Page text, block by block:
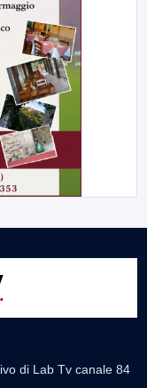
di Lab Tv canale 84